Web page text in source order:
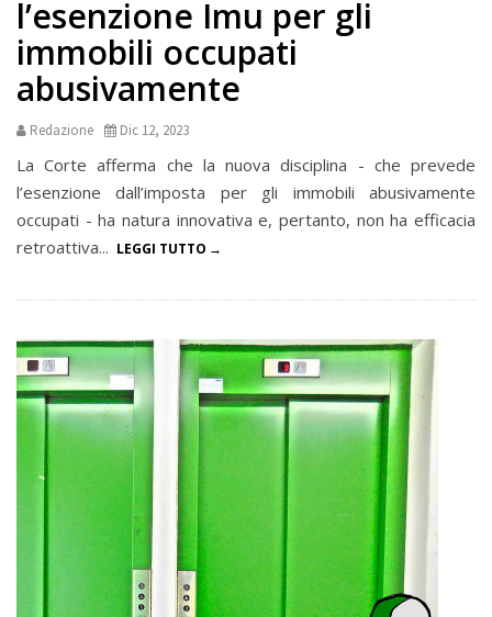
l’esenzione Imu per gli
immobili occupati
abusivamente
Redazione Dic 12, 2023
La Corte afferma che la nuova disciplina - che prevede
l’esenzione dall’imposta per gli immobili abusivamente
occupati - ha natura innovativa e, pertanto, non ha efficacia
retroattiva... LEGGI TUTTO